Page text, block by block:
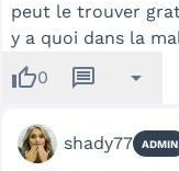
peut le trouver
y a quoi dans la
thumb_up0 message arrow_drop_down
shady77 ADMIN